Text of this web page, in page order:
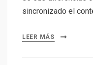
sincronizado el
LEER MÁS